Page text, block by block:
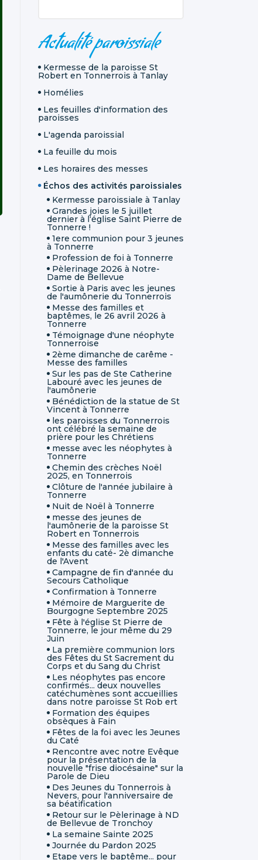
Actualité paroissiale
Kermesse de la paroisse St
Robert en Tonnerrois à Tanlay
Homélies
Les feuilles d'information des
paroisses
L'agenda paroissial
La feuille du mois
Les horaires des messes
Échos des activités paroissiales
Kermesse paroissiale à Tanlay
Grandes joies le 5 juillet
dernier à l‘église Saint Pierre de
Tonnerre !
1ere communion pour 3 jeunes
à Tonnerre
Profession de foi à Tonnerre
Pèlerinage 2026 à Notre-
Dame de Bellevue
Sortie à Paris avec les jeunes
de l'aumônerie du Tonnerrois
Messe des familles et
baptêmes, le 26 avril 2026 à
Tonnerre
Témoignage d'une néophyte
Tonnerroise
2ème dimanche de carême -
Messe des familles
Sur les pas de Ste Catherine
Labouré avec les jeunes de
l'aumônerie
Bénédiction de la statue de St
Vincent à Tonnerre
les paroisses du Tonnerrois
ont célébré la semaine de
prière pour les Chrétiens
messe avec les néophytes à
Tonnerre
Chemin des crèches Noël
2025, en Tonnerrois
Clôture de l'année jubilaire à
Tonnerre
Nuit de Noël à Tonnerre
messe des jeunes de
l'aumônerie de la paroisse St
Robert en Tonnerrois
Messe des familles avec les
enfants du caté- 2è dimanche
de l'Avent
Campagne de fin d'année du
Secours Catholique
Confirmation à Tonnerre
Mémoire de Marguerite de
Bourgogne Septembre 2025
Fête à l'église St Pierre de
Tonnerre, le jour même du 29
Juin
La première communion lors
des Fêtes du St Sacrement du
Corps et du Sang du Christ
Les néophytes pas encore
confirmés... deux nouvelles
catéchumènes sont accueillies
dans notre paroisse St Rob ert
Formation des équipes
obsèques à Fain
Fêtes de la foi avec les Jeunes
du Caté
Rencontre avec notre Evêque
pour la présentation de la
nouvelle "frise diocésaine" sur la
Parole de Dieu
Des Jeunes du Tonnerrois à
Nevers, pour l'anniversaire de
sa béatification
Retour sur le Pèlerinage à ND
de Bellevue de Tronchoy
La semaine Sainte 2025
Journée du Pardon 2025
Etape vers le baptême... pour